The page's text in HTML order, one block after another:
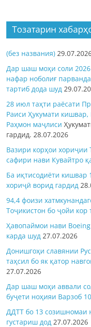
Тозатарин
(без названия)
Дар шаш моҳи соли
нафар ноболиғ
тартиб дода шуд
28 июл таҳти раёсати
Раиси Ҳукумати
Раҳмон маҷлиси
гардид. 28.07.2026
Вазири корҳои хориҷии
сафири нави Кувайтро
Ба иқтисодиёти кишвар
хориҷӣ ворид гардид
94,4 фоизи
Тоҷикистон бо ҷойи
Ҳавопаймои нави
карда шуд 27.07.2026
Донишгоҳи славянии
таҳсил бо як қатор
27.07.2026
Дар шаш моҳи аввали
буҷети ноҳияи Варзоб
ДДТТ бо 13 созишномаи
густариш дод 27.07.2026